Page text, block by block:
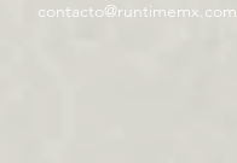
contacto@runtimemx.com